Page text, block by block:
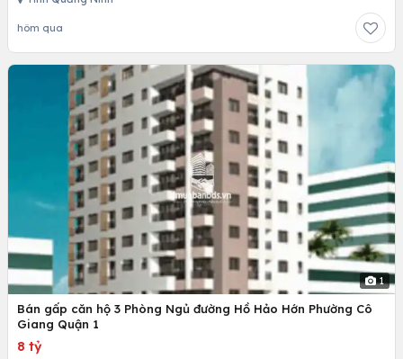
hôm qua
1
Bán gấp căn hộ 3 Phòng Ngủ đường Hồ Hảo Hớn Phường Cô
Giang Quận 1
8 tỷ